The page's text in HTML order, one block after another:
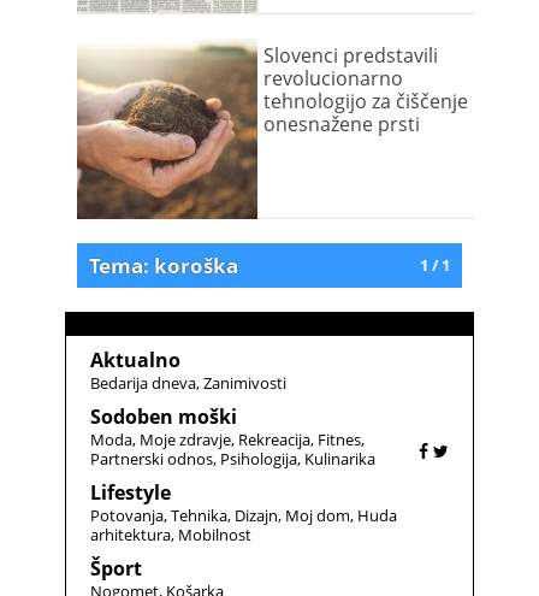
Slovenci predstavili
revolucionarno
tehnologijo za čiščenje
onesnažene prsti
1 / 1
Tema: koroška
Aktualno
Bedarija dneva Zanimivosti
Sodoben moški
Moda Moje zdravje Rekreacija Fitnes
Partnerski odnos Psihologija Kulinarika
Lifestyle
Potovanja Tehnika Dizajn Moj dom Huda
arhitektura Mobilnost
Šport
Nogomet Košarka